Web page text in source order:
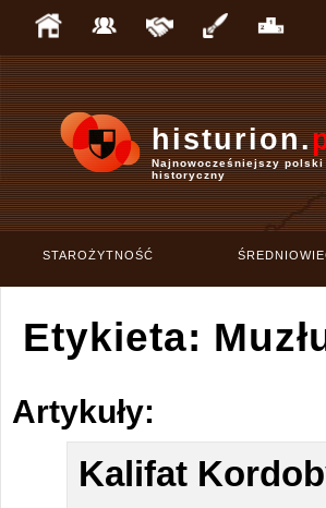
histurion.
Najnowocześniejszy
historyczny
STAROŻYTNOŚĆ
Etykieta:
Artykuły:
Kalifat